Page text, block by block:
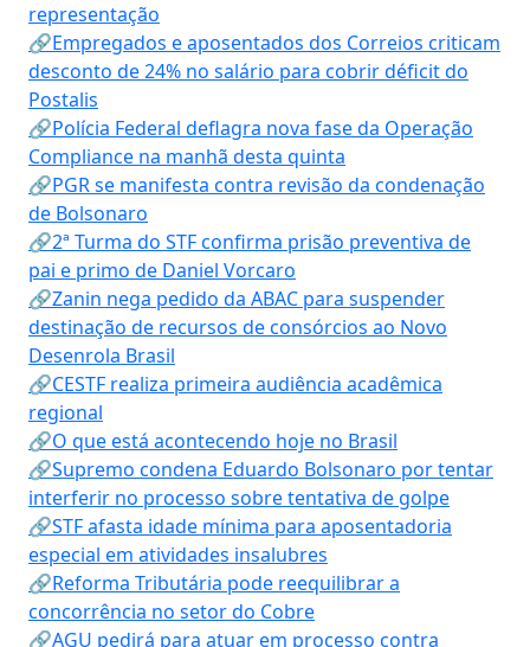
representação
🔗Empregados e aposentados dos Correios criticam
desconto de 24% no salário para cobrir déficit do
Postalis
🔗Polícia Federal deflagra nova fase da Operação
Compliance na manhã desta quinta
🔗PGR se manifesta contra revisão da condenação
de Bolsonaro
🔗2ª Turma do STF confirma prisão preventiva de
pai e primo de Daniel Vorcaro
🔗Zanin nega pedido da ABAC para suspender
destinação de recursos de consórcios ao Novo
Desenrola Brasil
🔗CESTF realiza primeira audiência acadêmica
regional
🔗O que está acontecendo hoje no Brasil
🔗Supremo condena Eduardo Bolsonaro por tentar
interferir no processo sobre tentativa de golpe
🔗STF afasta idade mínima para aposentadoria
especial em atividades insalubres
🔗Reforma Tributária pode reequilibrar a
concorrência no setor do Cobre
🔗AGU pedirá para atuar em processo contra